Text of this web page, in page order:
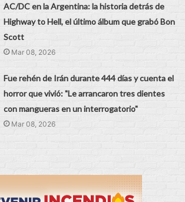
AC/DC en la Argentina: la historia detrás de
Highway to Hell, el último álbum que grabó Bon
Scott
Mar 08, 2026
Fue rehén de Irán durante 444 días y cuenta el
horror que vivió: "Le arrancaron tres dientes
con mangueras en un interrogatorio"
Mar 08, 2026